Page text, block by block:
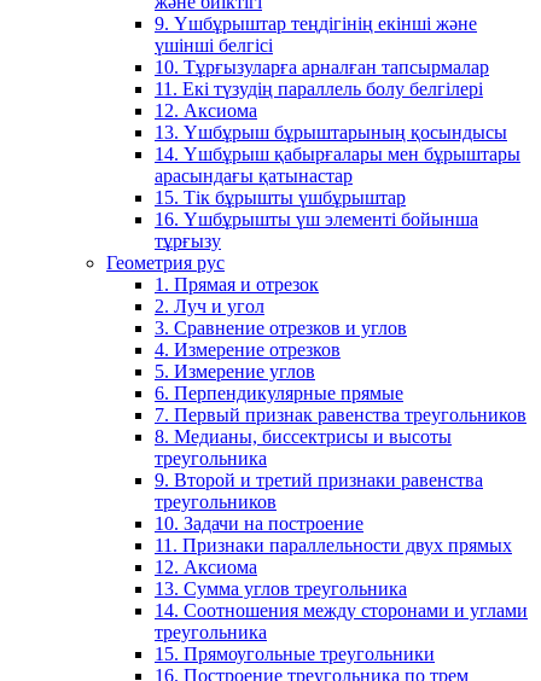
9. Үшбұрыштар теңдігінің екінші және
үшінші белгісі
10. Тұрғызуларға арналған тапсырмалар
11. Екі түзудің параллель болу белгілері
12. Аксиома
13. Үшбұрыш бұрыштарының қосындысы
14. Үшбұрыш қабырғалары мен бұрыштары
арасындағы қатынастар
15. Тік бұрышты үшбұрыштар
16. Үшбұрышты үш элементі бойынша
тұрғызу
Геометрия рус
1. Прямая и отрезок
2. Луч и угол
3. Сравнение отрезков и углов
4. Измерение отрезков
5. Измерение углов
6. Перпендикулярные прямые
7. Первый признак равенства треугольников
8. Медианы, биссектрисы и высоты
треугольника
9. Второй и третий признаки равенства
треугольников
10. Задачи на построение
11. Признаки параллельности двух прямых
12. Аксиома
13. Сумма углов треугольника
14. Соотношения между сторонами и углами
треугольника
15. Прямоугольные треугольники
16. Построение треугольника по трем